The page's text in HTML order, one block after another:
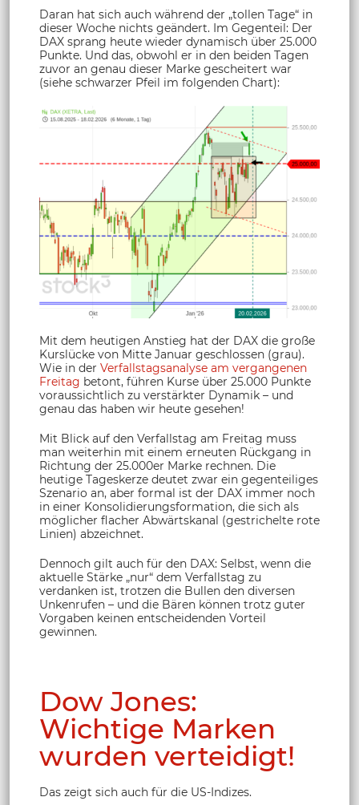
Daran hat sich auch während der „tollen Tage“ in
dieser Woche nichts geändert. Im Gegenteil: Der
DAX sprang heute wieder dynamisch über 25.000
Punkte. Und das, obwohl er in den beiden Tagen
zuvor an genau dieser Marke gescheitert war
(siehe schwarzer Pfeil im folgenden Chart):
Mit dem heutigen Anstieg hat der DAX die große
Kurslücke von Mitte Januar geschlossen (grau).
Wie in der Verfallstagsanalyse am vergangenen
Freitag betont, führen Kurse über 25.000 Punkte
voraussichtlich zu verstärkter Dynamik – und
genau das haben wir heute gesehen!
Mit Blick auf den Verfallstag am Freitag muss
man weiterhin mit einem erneuten Rückgang in
Richtung der 25.000er Marke rechnen. Die
heutige Tageskerze deutet zwar ein gegenteiliges
Szenario an, aber formal ist der DAX immer noch
in einer Konsolidierungsformation, die sich als
möglicher flacher Abwärtskanal (gestrichelte rote
Linien) abzeichnet.
Dennoch gilt auch für den DAX: Selbst, wenn die
aktuelle Stärke „nur“ dem Verfallstag zu
verdanken ist, trotzen die Bullen den diversen
Unkenrufen – und die Bären können trotz guter
Vorgaben keinen entscheidenden Vorteil
gewinnen.
Dow Jones:
Wichtige Marken
wurden verteidigt!
Das zeigt sich auch für die US-Indizes.